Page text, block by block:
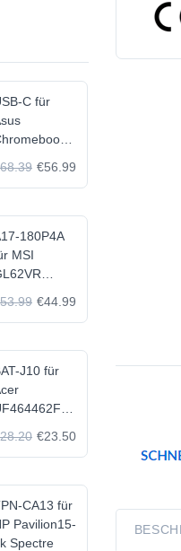
C für
€56.99
180P4A
MSI
€44.99
J10 für
€23.50
CA13 für
Pavilion15-
Spectre